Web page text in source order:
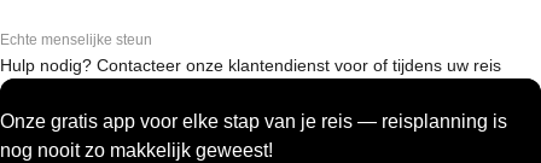
Echte menselijke steun
Hulp nodig? Contacteer onze klantendienst voor of tijdens uw reis
Onze gratis app voor elke stap van je reis — reisplanning is
nog nooit zo makkelijk geweest!